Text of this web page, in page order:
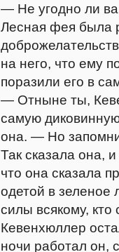
— Не угодно ли
Лесная фея была
на него, что ему
поразили его в
— Отныне ты,
самую
она. — Но
Так сказала она,
что она сказала
одетой в зеленое
силы всякому, кто
Кевенхюллер
ночи работал он,